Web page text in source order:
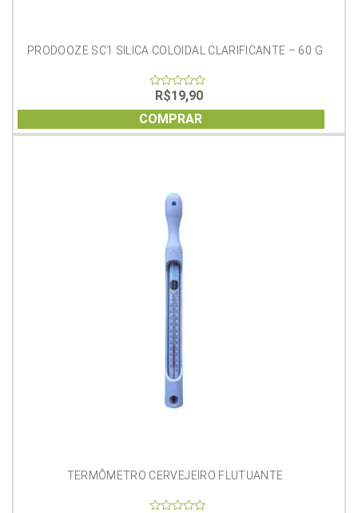
PRODOOZE SC1 SILICA COLOIDAL CLARIFICANTE – 60 G
of
5
R$19,90
COMPRAR
TERMÔMETRO CERVEJEIRO FLUTUANTE